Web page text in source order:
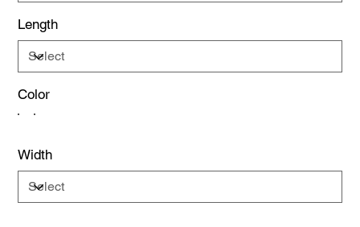
Length
Color
Width